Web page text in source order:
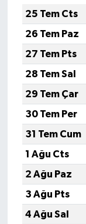
25 Tem Cts
26 Tem Paz
27 Tem Pts
28 Tem Sal
29 Tem Çar
30 Tem Per
31 Tem Cum
1 Ağu Cts
2 Ağu Paz
3 Ağu Pts
4 Ağu Sal